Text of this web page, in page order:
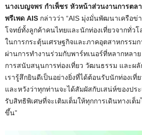
นางเบญจพร กำเพ็ชร หัวหน้าส่วนงานการตล
พรีเพด AIS กล่าวว่า “AIS มุ่งมั่นพัฒนาเครือข่
โจทย์ทั้งลูกค้าคนไทยและนักท่องเที่ยวจากทั่ว
ในการกระตุ้นเศรษฐกิจและภาคอุตสาหกรรมก
ผ่านการทำงานร่วมกับพาร์ทเนอร์ที่หลากหลา
การสนับสนุนการท่องเที่ยว วัฒนธรรม และผ
เรารู้สึกยินดีเป็นอย่างยิ่งที่ได้ต้อนรับนักท่องเที่
และหวังว่าทุกท่านจะได้สัมผัสกับเสน่ห์ของปร
รับสิทธิพิเศษที่จะเติมเต็มให้ทุกการเดินทางเต็
ขึ้น”